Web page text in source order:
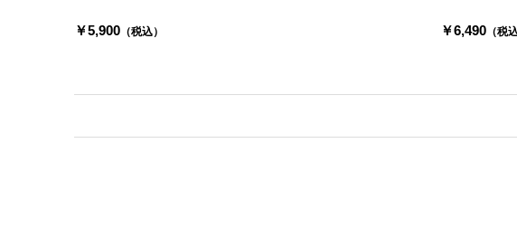
￥5,900 （税込） ￥6,490 （税